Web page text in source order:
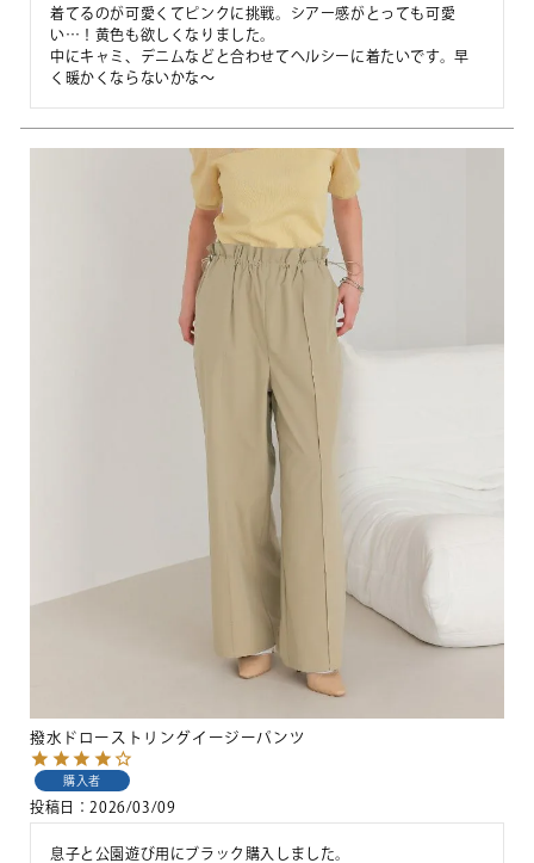
着てるのが可愛くてピンクに挑戦。シアー感がとっても可愛
い…！黄色も欲しくなりました。
中にキャミ、デニムなどと合わせてヘルシーに着たいです。早
く暖かくならないかな〜
撥水ドローストリングイージーパンツ
購入者
投稿日 2026/03/09
息子と公園遊び用にブラック購入しました。